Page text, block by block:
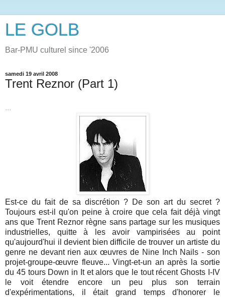
LE GOLB
Bar-PMU culturel since '2006
samedi 19 avril 2008
Trent Reznor (Part 1)
...
Est-ce du fait de sa discrétion ? De son art du secret ?
Toujours est-il qu'on peine à croire que cela fait déjà vingt
ans que Trent Reznor règne sans partage sur les musiques
industrielles, quitte à les avoir vampirisées au point
qu'aujourd'hui il devient bien difficile de trouver un artiste du
genre ne devant rien aux œuvres de Nine Inch Nails - son
projet-groupe-œuvre fleuve... Vingt-et-un an après la sortie
du 45 tours Down in It et alors que le tout récent Ghosts I-IV
le voit étendre encore un peu plus son terrain
d'expérimentations, il était grand temps d'honorer le